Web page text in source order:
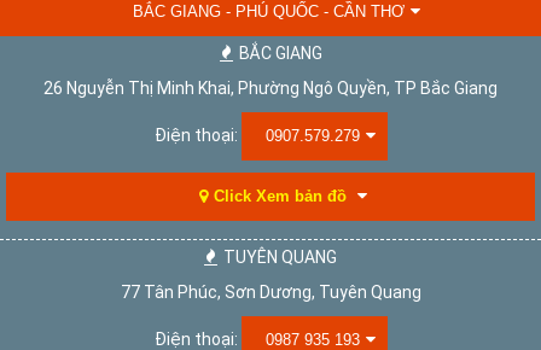
BẮC GIANG - PHÚ QUỐC - CẦN THƠ
BẮC GIANG
26 Nguyễn Thị Minh Khai, Phường Ngô Quyền, TP Bắc Giang
Điện thoại: 0907.579.279
Click Xem bản đồ
TUYÊN QUANG
77 Tân Phúc, Sơn Dương, Tuyên Quang
Điện thoại: 0987 935 193